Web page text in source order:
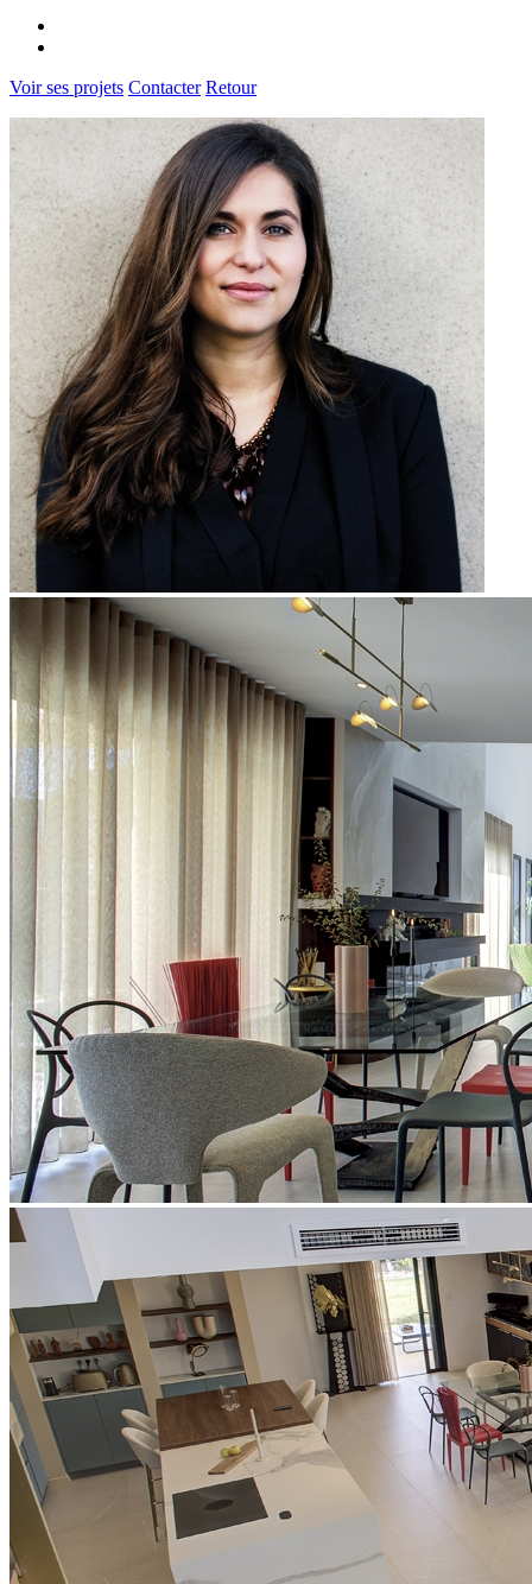
Voir ses projets Contacter Retour